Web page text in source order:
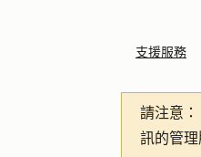
支援服務
請注意：
訊的管